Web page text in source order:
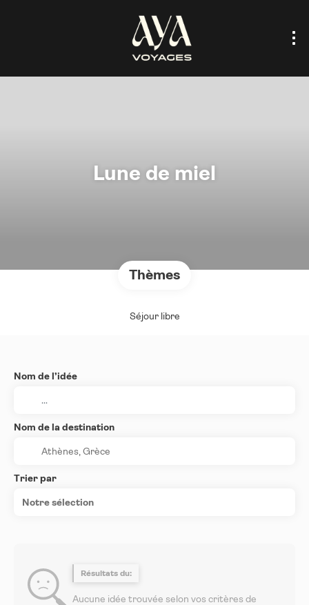
Lune de miel
Thèmes
Séjour libre
Nom de l’idée
Nom de la destination
Trier par
Notre sélection
Résultats du:
Aucune idée trouvée selon vos critères de